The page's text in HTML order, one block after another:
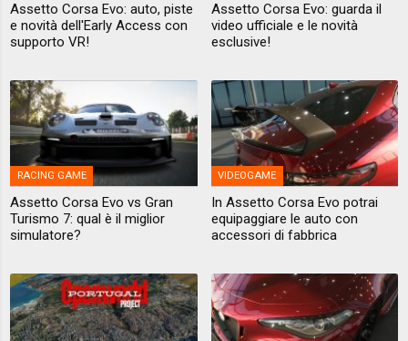
Assetto Corsa Evo: auto, piste
e novità dell'Early Access con
supporto VR!
Assetto Corsa Evo: guarda il
video ufficiale e le novità
esclusive!
RACING GAME
Assetto Corsa Evo vs Gran
Turismo 7: qual è il miglior
simulatore?
VIDEOGAME
In Assetto Corsa Evo potrai
equipaggiare le auto con
accessori di fabbrica